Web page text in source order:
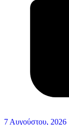
7 Αυγούστου, 2026